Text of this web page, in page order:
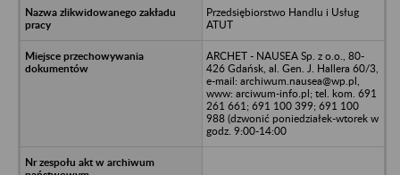
Przedsiębiorstwo Handlu i Usług
ATUT
ARCHET - NAUSEA Sp. z o.o., 80-
426 Gdańsk, al. Gen. J. Hallera 60/3,
e-mail: archiwum.nausea@wp.pl,
www: arciwum-info.pl; tel. kom. 691
261 661; 691 100 399; 691 100
988 (dzwonić poniedziałek-wtorek w
godz. 9:00-14:00